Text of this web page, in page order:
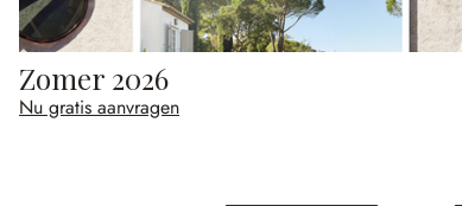
Zomer 2026
Nu gratis aanvragen